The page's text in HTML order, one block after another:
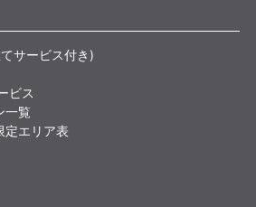
サービス付き)
ビス
一覧
定エリア表